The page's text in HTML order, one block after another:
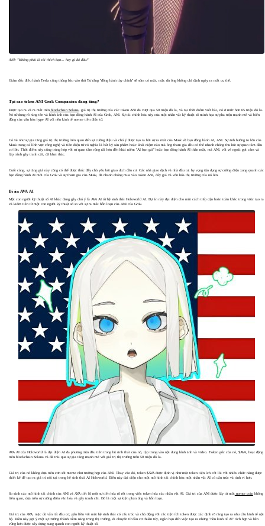
ANI: "Không phải là tôi thích bạn... hay gì đó đâu!"
Giám đốc điều hành Tesla cũng thông báo vào thứ Tư rằng "đồng hành tùy chỉnh" sẽ sớm có mặt, mặc dù ông không chỉ định ngày ra mắt cụ thể.
Tại sao token ANI Grok Companion đang tăng?
Được tạo ra và ra mắt trênblockchain Solana, giá trị thị trường của các token ANI đã vượt qua 50 triệu đô la, và tại thời điểm viết bài, nó ở mức hơn 65 triệu đô la.
Nó sử dụng rõ ràng tên và hình ảnh của bạn đồng hành AI của Grok, ANI. Sự tài chính hóa này của một nhân vật kỹ thuật số minh họa sự pha trộn mạnh mẽ và biến
động của văn hóa hype AI với nền kinh tế meme tiền điện tử.
Có vẻ như sự gia tăng giá trị thị trường liên quan đến sự cường điệu và chú ý được tạo ra bởi sự ra mắt của Musk về bạn đồng hành AI, ANI. Sự ảnh hưởng to lớn của
Musk trong cả lĩnh vực công nghệ và tiền điện tử có nghĩa là bất kỳ sản phẩm hoặc khái niệm nào mà ông tham gia đều có thể nhanh chóng thu hút sự quan tâm đầu
cơ lớn. Thời điểm này cũng trùng hợp với sự quan tâm rộng rãi hơn đến khái niệm "AI bạn gái" hoặc bạn đồng hành AI thân mật, mà ANI, với vẻ ngoài gợi cảm và
lập trình gây tranh cãi, đã khai thác.
Cuối cùng, sự tăng giá này cũng có thể được thúc đẩy chủ yếu bởi giao dịch đầu cơ. Các nhà giao dịch và nhà đầu tư, hy vọng tận dụng sự cường điệu xung quanh các
bạn đồng hành AI mới của Grok và sự tham gia của Musk, đã nhanh chóng mua vào token ANI, đẩy giá và vốn hóa thị trường của nó lên.
Bí ẩn AVA AI
Một con người kỹ thuật số AI khác đang gây chú ý là AVA AI từ hệ sinh thái Holoworld AI. Dự án này đại diện cho một cách tiếp cận hoàn toàn khác trong việc tạo ra
và kiếm tiền từ một con người kỹ thuật số so với sự ra mắt hỗn loạn của ANI của Grok.
AVA AI của Holoworld là đại diện AI đa phương tiện đầu tiên trong hệ sinh thái của nó, tập trung vào nội dung hình ảnh và video. Token gốc của nó, $AVA, hoạt động
trên blockchain Solana và đã trải qua sự gia tăng mạnh mẽ với giá trị thị trường trên 50 triệu đô la.
Giá trị của nó không dựa trên cơn sốt meme như trường hợp của ANI. Thay vào đó, token $AVA được định vị như một token tiện ích cốt lõi với nhiều chức năng được
thiết kế để tạo ra giá trị nội tại trong hệ sinh thái AI Holoworld. Điều này đại diện cho một mô hình tài chính hóa một nhân vật AI có cấu trúc và tinh vi hơn.
So sánh các mô hình tài chính của ANI và AVA tiết lộ một sự tiến hóa rõ rệt trong việc token hóa các nhân vật AI. Giá trị của ANI được lấy từ mộtmeme coinkhông
liên quan, dựa trên sự cường điệu văn hóa và gây tranh cãi. Đó là một sự kiện phản ứng và hỗn loạn.
Giá trị của AVA, mặc dù vẫn rất đầu cơ, gắn liền với một hệ sinh thái có cấu trúc và chủ động với các tiện ích token được xác định rõ ràng tạo ra nhu cầu kinh tế nội
bộ. Điều này gợi ý một sự trưởng thành tiềm năng trong thị trường, di chuyển từ đầu cơ thuần túy, ngắn hạn đến việc tạo ra những "nền kinh tế AI" tích hợp và bền
vững hơn được xây dựng xung quanh con người kỹ thuật số.